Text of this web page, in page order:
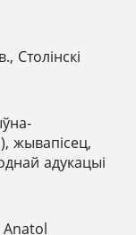
Столінскі
жывапісец,
адукацыі